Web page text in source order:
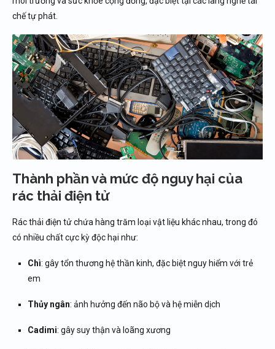
chế tự phát.
Thành phần và mức độ nguy hại của
rác thải điện tử
Rác thải điện tử chứa hàng trăm loại vật liệu khác nhau, trong đó
có nhiều chất cực kỳ độc hại như:
Chì: gây tổn thương hệ thần kinh, đặc biệt nguy hiểm với trẻ
em
Thủy ngân: ảnh hưởng đến não bộ và hệ miễn dịch
Cadimi: gây suy thận và loãng xương